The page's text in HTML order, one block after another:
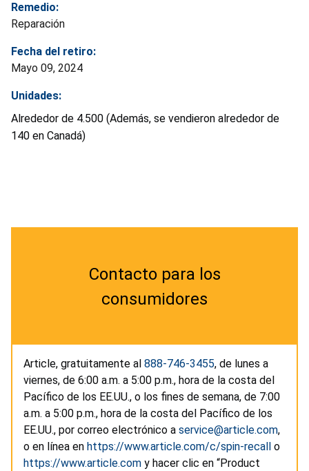
Remedio:
Reparación
Fecha del retiro:
Mayo 09, 2024
Unidades:
Alrededor de 4.500 (Además, se vendieron alrededor de
140 en Canadá)
Contacto para los
consumidores
Article, gratuitamente al 888-746-3455, de lunes a
viernes, de 6:00 a.m. a 5:00 p.m., hora de la costa del
Pacífico de los EE.UU., o los fines de semana, de 7:00
a.m. a 5:00 p.m., hora de la costa del Pacífico de los
EE.UU., por correo electrónico a service@article.com,
o en línea en https://www.article.com/c/spin-recall
o
https://www.article.com y hacer clic en “Product